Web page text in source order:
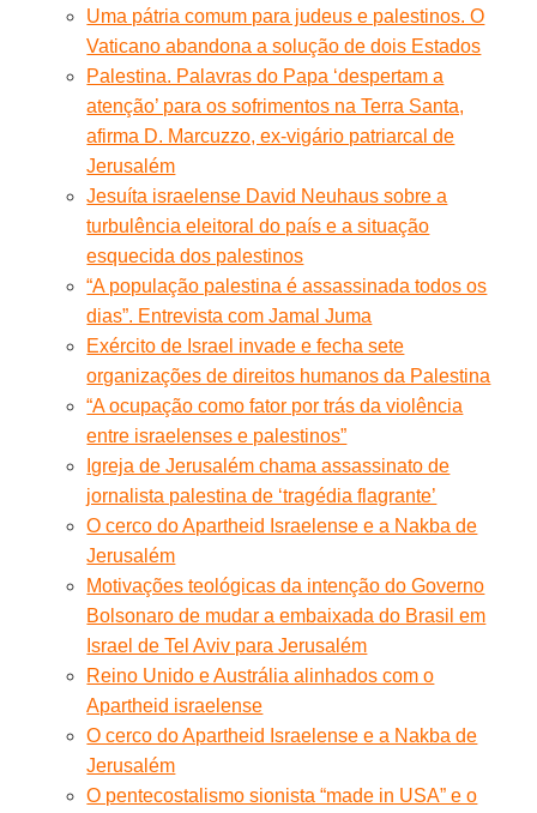
Uma pátria comum para judeus e palestinos. O
Vaticano abandona a solução de dois Estados
Palestina. Palavras do Papa ‘despertam a
atenção’ para os sofrimentos na Terra Santa,
afirma D. Marcuzzo, ex-vigário patriarcal de
Jerusalém
Jesuíta israelense David Neuhaus sobre a
turbulência eleitoral do país e a situação
esquecida dos palestinos
“A população palestina é assassinada todos os
dias”. Entrevista com Jamal Juma
Exército de Israel invade e fecha sete
organizações de direitos humanos da Palestina
“A ocupação como fator por trás da violência
entre israelenses e palestinos”
Igreja de Jerusalém chama assassinato de
jornalista palestina de ‘tragédia flagrante’
O cerco do Apartheid Israelense e a Nakba de
Jerusalém
Motivações teológicas da intenção do Governo
Bolsonaro de mudar a embaixada do Brasil em
Israel de Tel Aviv para Jerusalém
Reino Unido e Austrália alinhados com o
Apartheid israelense
O cerco do Apartheid Israelense e a Nakba de
Jerusalém
O pentecostalismo sionista “made in USA” e o